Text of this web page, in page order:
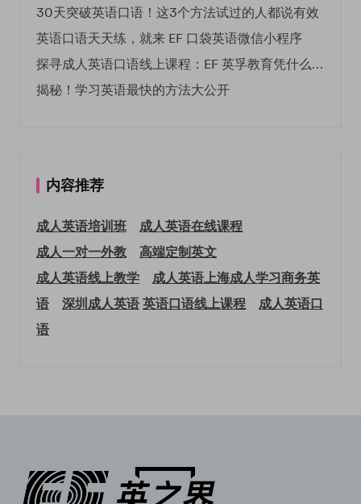
30天突破英语口语！这3个方法试过的人都说有效
英语口语天天练，就来 EF 口袋英语微信小程序
探寻成人英语口语线上课程：EF 英孚教育凭什么领航
揭秘！学习英语最快的方法大公开
内容推荐
成人英语培训班
成人英语在线课程
成人一对一外教
高端定制英文
成人英语线上教学
成人英语上海成人学习商务英
语
深圳成人英语英语口语线上课程
成人英语口
语